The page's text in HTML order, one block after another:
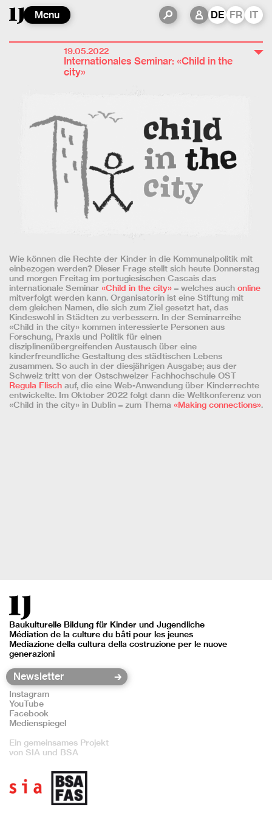
Menu DE FR IT
19.05.2022
Internationales Seminar: «Child in the
city»
Wie können die Rechte der Kinder in die Kommunalpolitik mit
einbezogen werden? Dieser Frage stellt sich heute Donnerstag
und morgen Freitag im portugiesischen Cascais das
internationale Seminar «Child in the city» – welches auch online
mitverfolgt werden kann. Organisatorin ist eine Stiftung mit
dem gleichen Namen, die sich zum Ziel gesetzt hat, das
Kindeswohl in Städten zu verbessern. In der Seminarreihe
«Child in the city» kommen interessierte Personen aus
Forschung, Praxis und Politik für einen
disziplinenübergreifenden Austausch über eine
kinderfreundliche Gestaltung des städtischen Lebens
zusammen. So auch in der diesjährigen Ausgabe; aus der
Schweiz tritt von der Ostschweizer Fachhochschule OST
Regula Flisch auf, die eine Web-Anwendung über Kinderrechte
entwickelte. Im Oktober 2022 folgt dann die Weltkonferenz von
«Child in the city» in Dublin – zum Thema «Making connections».
Baukulturelle Bildung für Kinder und Jugendliche
Médiation de la culture du bâti pour les jeunes
Mediazione della cultura della costruzione per le nuove
generazioni
Instagram
YouTube
Facebook
Medienspiegel
Ein gemeinsames Projekt
von SIA und BSA